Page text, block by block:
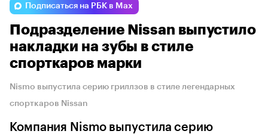
Подписаться на РБК в Max
Подразделение Nissan выпустило
накладки на зубы в стиле
спорткаров марки
Nismo выпустила серию гриллзов в стиле легендарных
спорткаров Nissan
Компания Nismo выпустила серию